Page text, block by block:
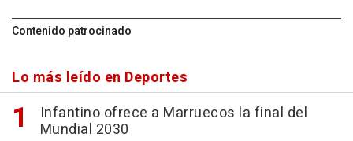
Contenido patrocinado
Lo más leído en Deportes
Infantino ofrece a Marruecos la final del
Mundial 2030